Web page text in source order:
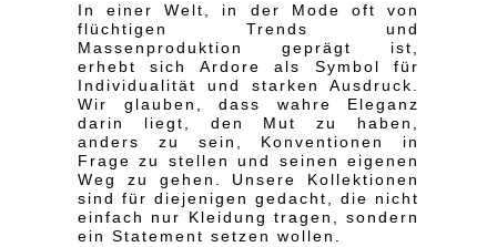
In einer Welt, in der Mode oft von
flüchtigen Trends und
Massenproduktion geprägt ist,
erhebt sich Ardore als Symbol für
Individualität und starken Ausdruck.
Wir glauben, dass wahre Eleganz
darin liegt, den Mut zu haben,
anders zu sein, Konventionen in
Frage zu stellen und seinen eigenen
Weg zu gehen. Unsere Kollektionen
sind für diejenigen gedacht, die nicht
einfach nur Kleidung tragen, sondern
ein Statement setzen wollen.